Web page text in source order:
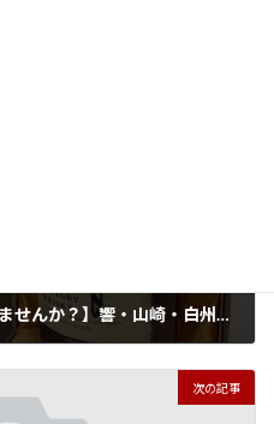
【自宅にお宝ウイスキーありませんか？】響・山崎・白州を高価査定
次の記事